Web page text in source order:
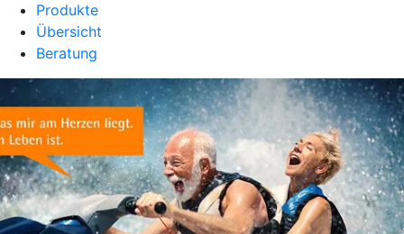
Produkte
Übersicht
Beratung